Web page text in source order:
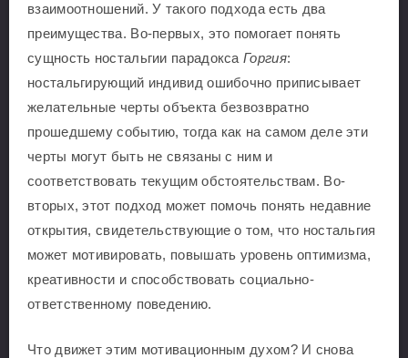
взаимоотношений. У такого подхода есть два
преимущества. Во-первых, это помогает понять
сущность ностальгии парадоксаГоргия:
ностальгирующий индивид ошибочно приписывает
желательные черты объекта безвозвратно
прошедшему событию, тогда как на самом деле эти
черты могут быть не связаны с ним и
соответствовать текущим обстоятельствам. Во-
вторых, этот подход может помочь понять недавние
открытия, свидетельствующие о том, что ностальгия
может мотивировать, повышать уровень оптимизма,
креативности и способствовать социально-
ответственному поведению.
Что движет этим мотивационным духом? И снова